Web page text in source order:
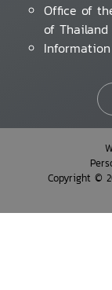
Office of
of Thailand
Copyright ©